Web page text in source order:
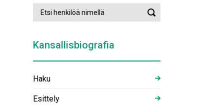
Etsi
henkilöä
haku
Kansallisbiografia
Haku
Esittely